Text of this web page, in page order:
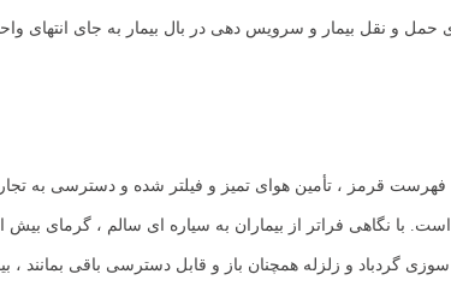
و نقل بیمار و سرویس دهی در بال بیمار به جای انتهای
فهرست قرمز ، تأمین هوای تمیز و فیلتر شده و دسترسی به
نگاهی فراتر از بیماران به سیاره ای سالم ، گرمای بیش از
گردباد و زلزله همچنان باز و قابل دسترسی باقی بمانند